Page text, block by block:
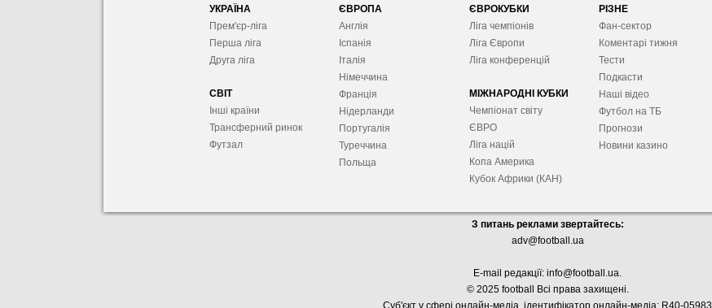
УКРАЇНА
Прем'єр-ліга
Перша ліга
Друга ліга
СВІТ
Інші країни
Трансферний ринок
Футзал
ЄВРОПА
Англія
Іспанія
Італія
Німеччина
Франція
Нідерланди
Португалія
Туреччина
Польща
ЄВРОКУБКИ
Ліга чемпіонів
Ліга Європи
Ліга конференцій
МІЖНАРОДНІ КУБКИ
Чемпіонат світу
ЄВРО
Ліга націй
Копа Америка
Кубок Африки (КАН)
РІЗНЕ
Фан-сектор
Коментарі тижня
Тести
Подкасти
Наші відео
Футбол на ТБ
Прогнози
Новини казино
З питань реклами звертайтесь:
adv@football.ua
E-mail редакції: info@football.ua.
© 2025 football Всі права захищені.
Суб'єкт у сфері онлайн-медіа, ідентифікатор онлайн-медіа: R40-05983